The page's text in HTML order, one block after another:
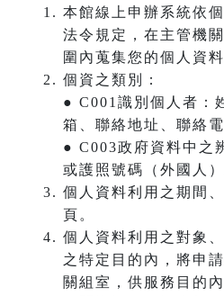
本館線上申辦系統依
法令規定，在主管機
圍內蒐集您的個人資料
個資之類別：
● C001識別個人者：
箱、聯絡地址、聯絡電
● C003政府資料中之
或護照號碼（外國人）
個人資料利用之期間
頁。
個人資料利用之對象
之特定目的內，將申
關組室，供服務目的